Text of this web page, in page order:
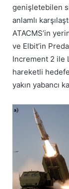
genişletebilen
anlamlı
ATACMS’in
ve Elbit’in
Increment 2 ile
hareketli
yakın yabancı